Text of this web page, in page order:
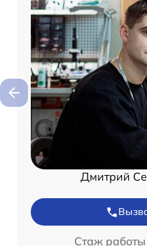
Дмитрий
Стаж